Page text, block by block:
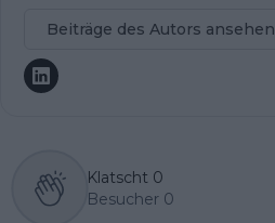
Beiträge des Autors ansehen
Klatscht 0
Besucher 0